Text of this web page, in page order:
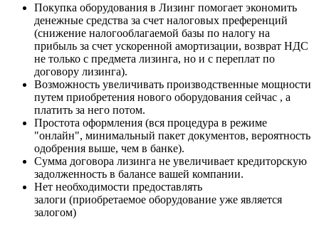
Покупка оборудования в Лизинг помогает экономить
денежные средства за счет налоговых преференций
(снижение налогооблагаемой базы по налогу на
прибыль за счет ускоренной амортизации, возврат НДС
не только с предмета лизинга, но и с переплат по
договору лизинга).
Возможность увеличивать производственные мощности
путем приобретения нового оборудования сейчас , а
платить за него потом.
Простота оформления (вся процедура в режиме
"онлайн", минимальный пакет документов, вероятность
одобрения выше, чем в банке).
Сумма договора лизинга не увеличивает кредиторскую
задолженность в балансе вашей компании.
Нет необходимости предоставлять
залоги (приобретаемое оборудование уже является
залогом)